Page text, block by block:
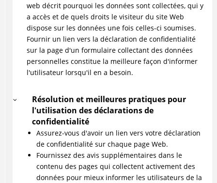
web décrit pourquoi les données sont collectées, qui y
a accès et de quels droits le visiteur du site Web
dispose sur les données une fois celles-ci soumises.
Fournir un lien vers la déclaration de confidentialité
sur la page d'un formulaire collectant des données
personnelles constitue la meilleure façon d'informer
l'utilisateur lorsqu'il en a besoin.
Résolution et meilleures pratiques pour
l'utilisation des déclarations de
confidentialité
Assurez-vous d'avoir un lien vers votre déclaration
de confidentialité sur chaque page Web.
Fournissez des avis supplémentaires dans le
contenu des pages qui collectent activement des
données pour mieux informer les utilisateurs de la